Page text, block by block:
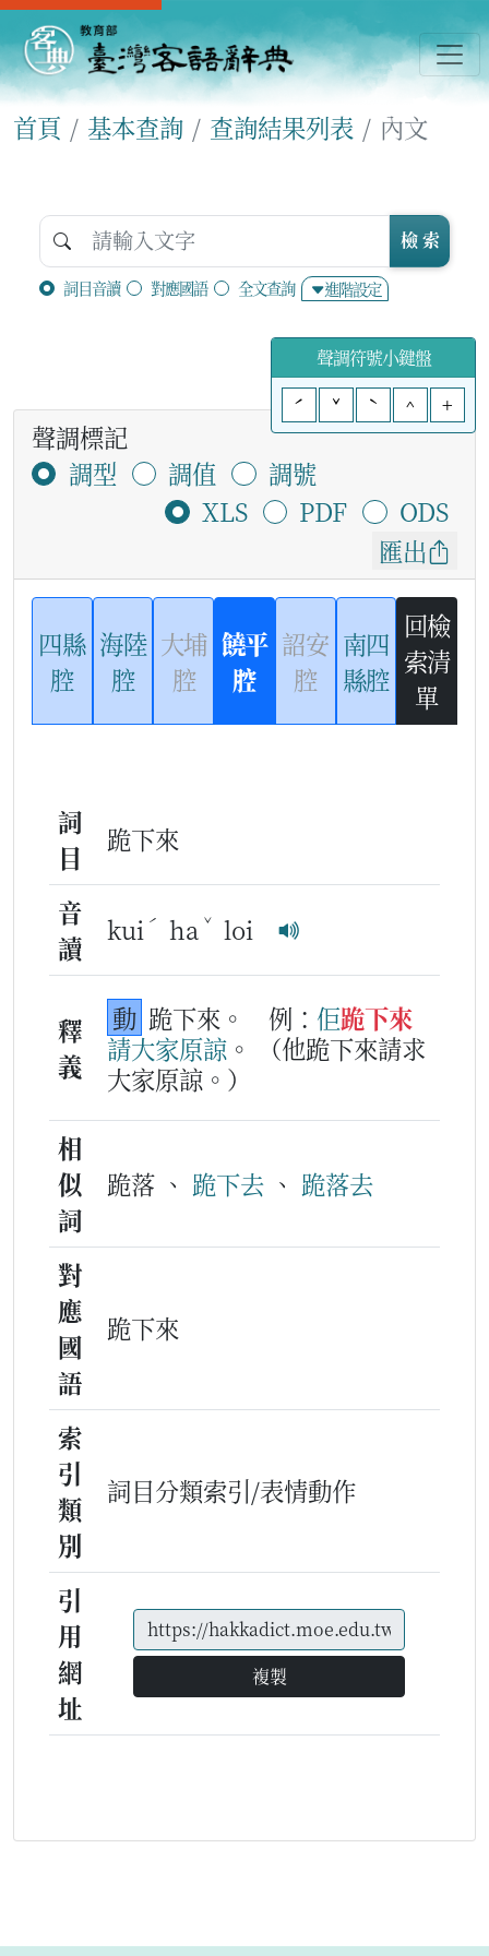
首頁 基本查詢 查詢結果列表 內文
詞目音讀 對應國語 全文查詢 進階設定
檢 索
聲調符號小鍵盤
ˊ
ˇ ˋ ^ +
聲調標記
調型
調值
調號
XLS
PDF
ODS
匯出
四縣
腔
海陸
腔
大埔
腔
饒平
腔
詔安
腔
南四
縣腔
回檢
索清
單
詞
目
跪下來
音
讀
kui ˊ ha ˇ loi
釋
義
動 跪下來。 例： 佢跪下來
請大家原諒 。
（他跪下來請求
大家原諒。）
相
似
詞
跪落 、 跪下去 、 跪落去
對
應
國
語
跪下來
索
引
類
別
詞目分類索引/表情動作
引
用
網
址
複製